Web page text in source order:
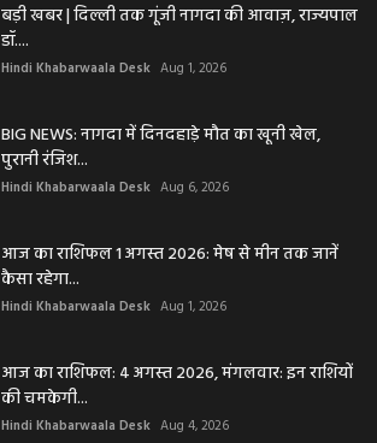
बड़ी खबर | दिल्ली तक गूंजी नागदा की आवाज़, राज्यपाल
डॉ....
Hindi Khabarwaala Desk Aug 1, 2026
BIG NEWS: नागदा में दिनदहाड़े मौत का खूनी खेल,
पुरानी रंजिश...
Hindi Khabarwaala Desk Aug 6, 2026
आज का राशिफल 1 अगस्त 2026: मेष से मीन तक जानें
कैसा रहेगा...
Hindi Khabarwaala Desk Aug 1, 2026
आज का राशिफल: 4 अगस्त 2026, मंगलवार: इन राशियों
की चमकेगी...
Hindi Khabarwaala Desk Aug 4, 2026